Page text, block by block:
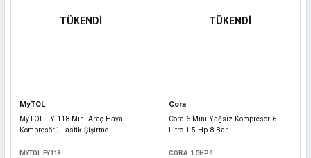
TÜKENDİ
MyTOL
MyTOL FY-118 Mini Araç Hava
Kompresörü Lastik Şişirme
MYTOL.FY118
TÜKENDİ
Cora
Cora 6 Mini Yağsız Kompresör 6
Litre 1.5 Hp 8 Bar
CORA.1.5HP6